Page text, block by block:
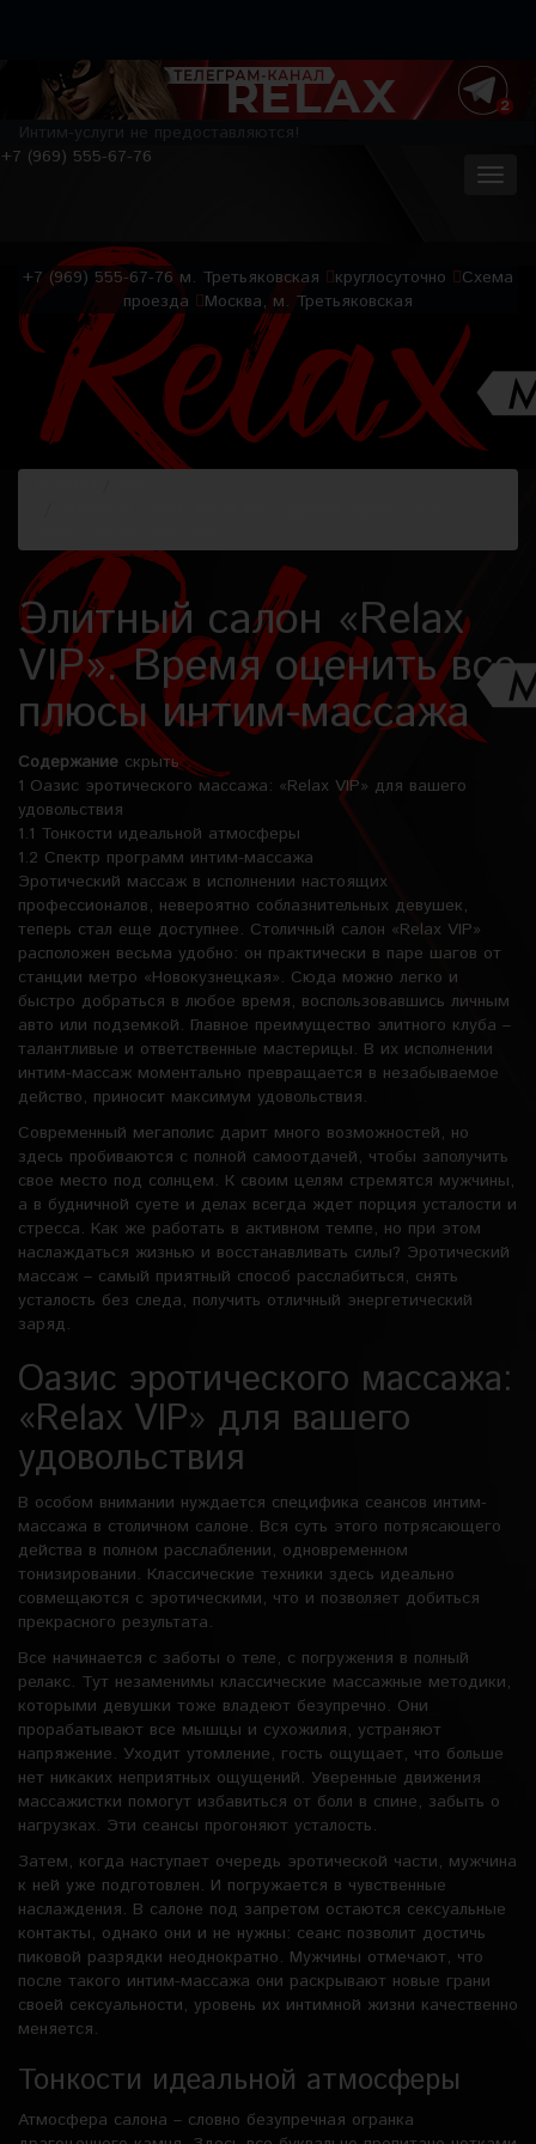
Интим-услуги не предоставляются!
+7 (969) 555-67-76
+7 (969) 555-67-76 м. Третьяковская круглосуточно
Схема
проезда
Москва, м. Третьяковская
Элитный салон «Relax
VIP». Время оценить все
плюсы интим-массажа
Содержание скрыть
1 Оазис эротического массажа: «Relax VIP» для вашего
удовольствия
1.1 Тонкости идеальной атмосферы
1.2 Спектр программ интим-массажа
Эротический массаж в исполнении настоящих
профессионалов, невероятно соблазнительных девушек,
теперь стал еще доступнее. Столичный салон «Relax VIP»
расположен весьма удобно: он практически в паре шагов от
станции метро «Новокузнецкая». Сюда можно легко и
быстро добраться в любое время, воспользовавшись личным
авто или подземкой. Главное преимущество элитного клуба –
талантливые и ответственные мастерицы. В их исполнении
интим-массаж моментально превращается в незабываемое
действо, приносит максимум удовольствия.
Современный мегаполис дарит много возможностей, но
здесь пробиваются с полной самоотдачей, чтобы заполучить
свое место под солнцем. К своим целям стремятся мужчины,
а в будничной суете и делах всегда ждет порция усталости и
стресса. Как же работать в активном темпе, но при этом
наслаждаться жизнью и восстанавливать силы? Эротический
массаж – самый приятный способ расслабиться, снять
усталость без следа, получить отличный энергетический
заряд.
Оазис эротического массажа:
«Relax VIP» для вашего
удовольствия
В особом внимании нуждается специфика сеансов интим-
массажа в столичном салоне. Вся суть этого потрясающего
действа в полном расслаблении, одновременном
тонизировании. Классические техники здесь идеально
совмещаются с эротическими, что и позволяет добиться
прекрасного результата.
Все начинается с заботы о теле, с погружения в полный
релакс. Тут незаменимы классические массажные методики,
которыми девушки тоже владеют безупречно. Они
прорабатывают все мышцы и сухожилия, устраняют
напряжение. Уходит утомление, гость ощущает, что больше
нет никаких неприятных ощущений. Уверенные движения
массажистки помогут избавиться от боли в спине, забыть о
нагрузках. Эти сеансы прогоняют усталость.
Затем, когда наступает очередь эротической части, мужчина
к ней уже подготовлен. И погружается в чувственные
наслаждения. В салоне под запретом остаются сексуальные
контакты, однако они и не нужны: сеанс позволит достичь
пиковой разрядки неоднократно. Мужчины отмечают, что
после такого интим-массажа они раскрывают новые грани
своей сексуальности, уровень их интимной жизни качественно
меняется.
Тонкости идеальной атмосферы
Атмосфера салона – словно безупречная огранка